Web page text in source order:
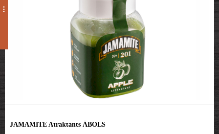
JAMAMITE Atraktants ĀBOLS